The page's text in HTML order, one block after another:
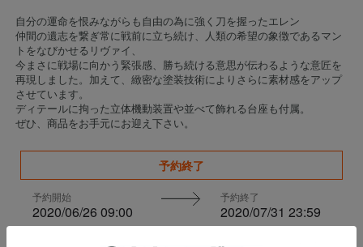
自分の運命を恨みながらも自由の為に強く刀を握ったエレン
仲間の遺志を繋ぎ常に戦前に立ち続け、人類の希望の象徴であるマン
トをなびかせるリヴァイ、
今まさに戦場に向かう緊張感、勝ち続ける意思が伝わるような意匠を
再現しました。加えて、緻密な塗装技術によりさらに素材感をアップ
させています。
ディテールに拘った立体機動装置や並べて飾れる台座も付属。
ぜひ、商品をお手元にお迎え下さい。
予約終了
予約開始
2020/06/26 09:00
予約終了
2020/07/31 23:59